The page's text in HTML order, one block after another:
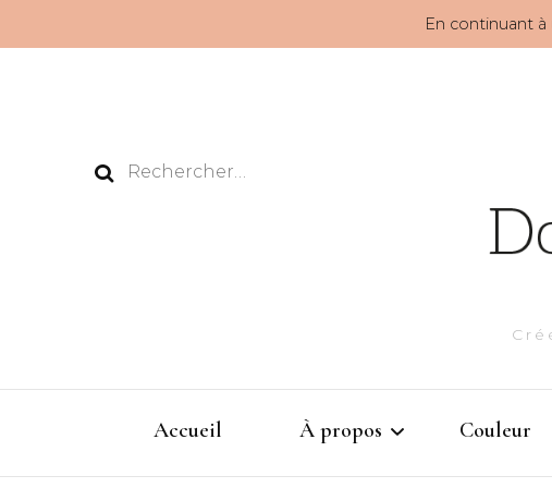
En continuant
Rechercher :
Accueil À propos Couleur